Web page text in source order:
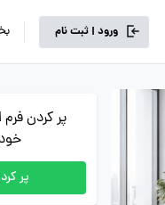
ورود | ثبت نام
پر کردن
پر